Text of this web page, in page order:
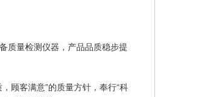
质量检测仪器，产品品质稳步提
顾客满意”的质量方针，奉行“科